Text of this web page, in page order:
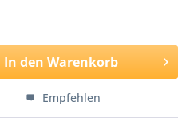
In den Warenkorb
Empfehlen